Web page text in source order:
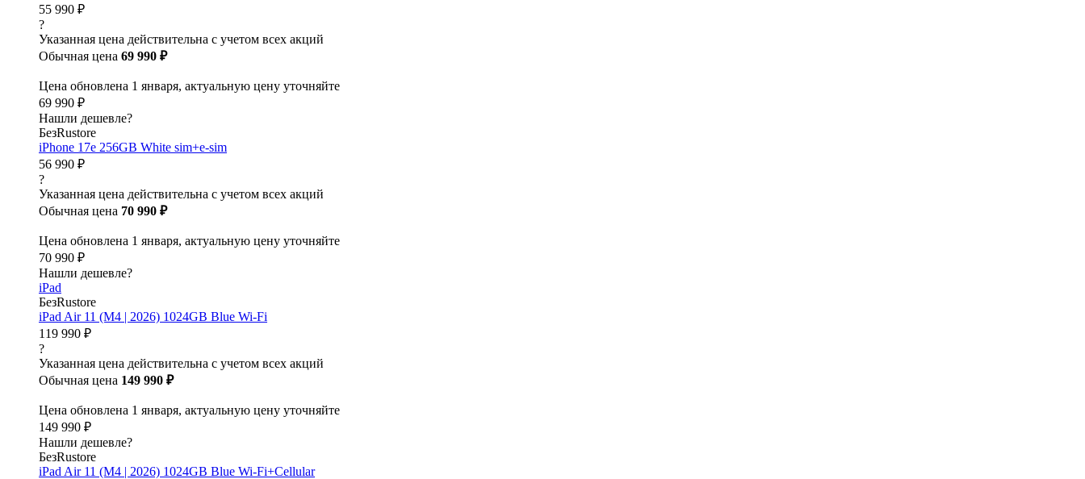
55 990 ₽
?
Указанная цена действительна с учетом всех акций
Обычная цена 69 990 ₽
Цена обновлена 1 января, актуальную цену уточняйте
69 990 ₽
Нашли дешевле?
БезRustore
iPhone 17e 256GB White sim+e-sim
56 990 ₽
?
Указанная цена действительна с учетом всех акций
Обычная цена 70 990 ₽
Цена обновлена 1 января, актуальную цену уточняйте
70 990 ₽
Нашли дешевле?
iPad
БезRustore
iPad Air 11 (M4 | 2026) 1024GB Blue Wi-Fi
119 990 ₽
?
Указанная цена действительна с учетом всех акций
Обычная цена 149 990 ₽
Цена обновлена 1 января, актуальную цену уточняйте
149 990 ₽
Нашли дешевле?
БезRustore
iPad Air 11 (M4 | 2026) 1024GB Blue Wi-Fi+Cellular